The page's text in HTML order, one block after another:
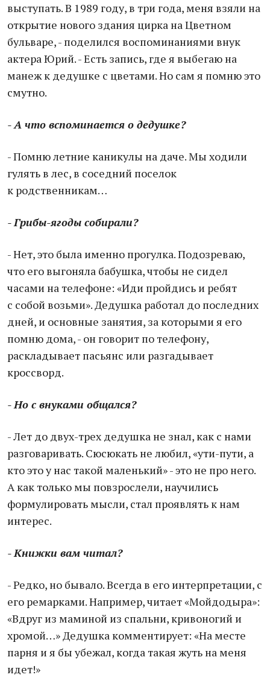
выступать. В 1989 году, в три года, меня взяли на
открытие нового здания цирка на Цветном
бульваре, - поделился воспоминаниями внук
актера Юрий. - Есть запись, где я выбегаю на
манеж к дедушке с цветами. Но сам я помню это
смутно.
- А что вспоминается о дедушке?
- Помню летние каникулы на даче. Мы ходили
гулять в лес, в соседний поселок
к родственникам…
- Грибы-ягоды собирали?
- Нет, это была именно прогулка. Подозреваю,
что его выгоняла бабушка, чтобы не сидел
часами на телефоне: «Иди пройдись и ребят
с собой возьми». Дедушка работал до последних
дней, и основные занятия, за которыми я его
помню дома, - он говорит по телефону,
раскладывает пасьянс или разгадывает
кроссворд.
- Но с внуками общался?
- Лет до двух-трех дедушка не знал, как с нами
разговаривать. Сюсюкать не любил, «ути-пути, а
кто это у нас такой маленький» - это не про него.
А как только мы повзрослели, научились
формулировать мысли, стал проявлять к нам
интерес.
- Книжки вам читал?
- Редко, но бывало. Всегда в его интерпретации, с
его ремарками. Например, читает «Мойдодыра»:
«Вдруг из маминой из спальни, кривоногий и
хромой…» Дедушка комментирует: «На месте
парня и я бы убежал, когда такая жуть на меня
идет!»